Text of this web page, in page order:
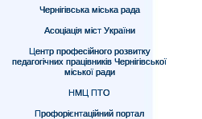
Чернігівська міська рада
Асоціація міст України
Центр професійного розвитку
педагогічних працівників Чернігівської
міської ради
НМЦ ПТО
Профорієнтаційний портал